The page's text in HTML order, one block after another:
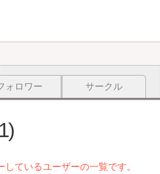
ォロワー サークル
しているユーザーの一覧です。